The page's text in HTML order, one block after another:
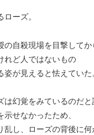
ーズ。
の自殺現場を目撃してか
れど人ではないもの
姿が見えると怯えていた
は幻覚をみているのだと
示せなかったため、
乱し、ローズの背後に何